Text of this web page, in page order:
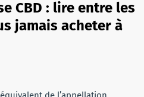
CBD : lire entre les
jamais acheter à